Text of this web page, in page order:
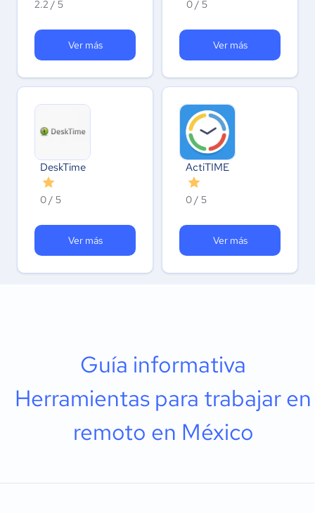
2.2 / 5
Ver más
0 / 5
Ver más
DeskTime
0 / 5
Ver más
ActiTIME
0 / 5
Ver más
Guía informativa
Herramientas para trabajar en
remoto en México